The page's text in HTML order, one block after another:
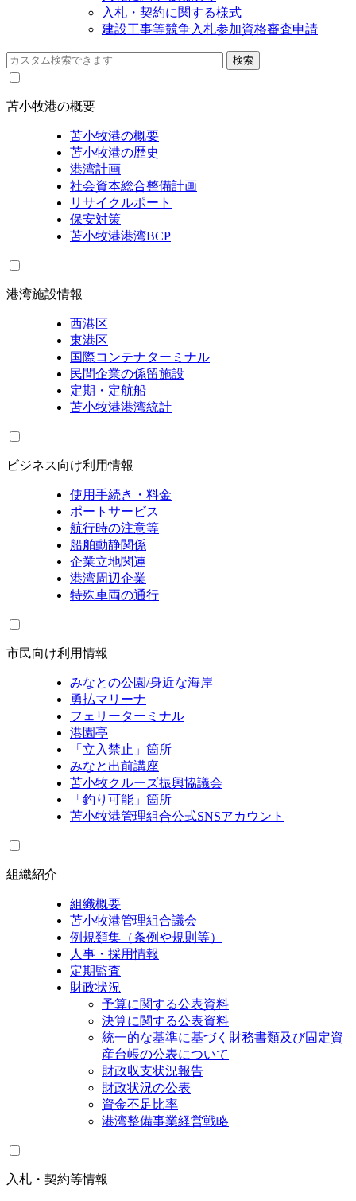
入札・契約に関する様式
建設工事等競争入札参加資格審査申請
苫小牧港の概要
苫小牧港の概要
苫小牧港の歴史
港湾計画
社会資本総合整備計画
リサイクルポート
保安対策
苫小牧港港湾BCP
港湾施設情報
西港区
東港区
国際コンテナターミナル
民間企業の係留施設
定期・定航船
苫小牧港港湾統計
ビジネス向け利用情報
使用手続き・料金
ポートサービス
航行時の注意等
船舶動静関係
企業立地関連
港湾周辺企業
特殊車両の通行
市民向け利用情報
みなとの公園/身近な海岸
勇払マリーナ
フェリーターミナル
港園亭
「立入禁止」箇所
みなと出前講座
苫小牧クルーズ振興協議会
「釣り可能」箇所
苫小牧港管理組合公式SNSアカウント
組織紹介
組織概要
苫小牧港管理組合議会
例規類集（条例や規則等）
人事・採用情報
定期監査
財政状況
予算に関する公表資料
決算に関する公表資料
統一的な基準に基づく財務書類及び固定資
産台帳の公表について
財政収支状況報告
財政状況の公表
資金不足比率
港湾整備事業経営戦略
入札・契約等情報